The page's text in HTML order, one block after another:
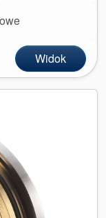
Widok